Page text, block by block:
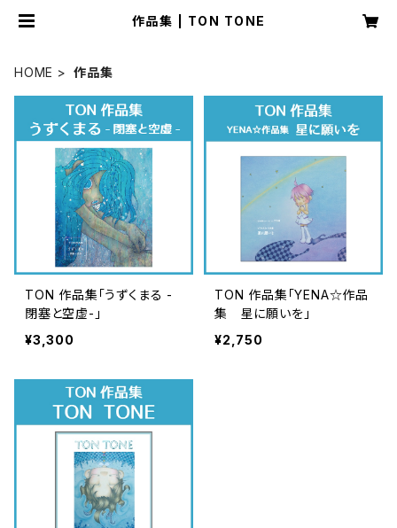
作品集 | TON TONE
HOME 作品集
TON 作品集「うずくまる -
閉塞と空虚-」
¥3,300
TON 作品集「YENA☆作品
集 星に願いを」
¥2,750